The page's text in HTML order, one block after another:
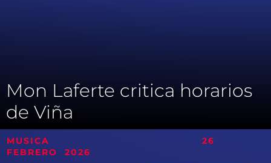
Mon Laferte critica horarios
de Viña
MUSICA 26
FEBRERO
2026